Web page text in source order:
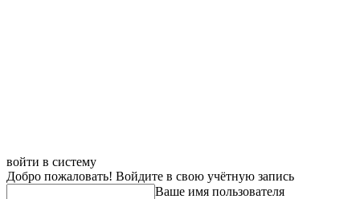
войти в систему
Добро пожаловать! Войдите в свою учётную запись
Ваше имя пользователя